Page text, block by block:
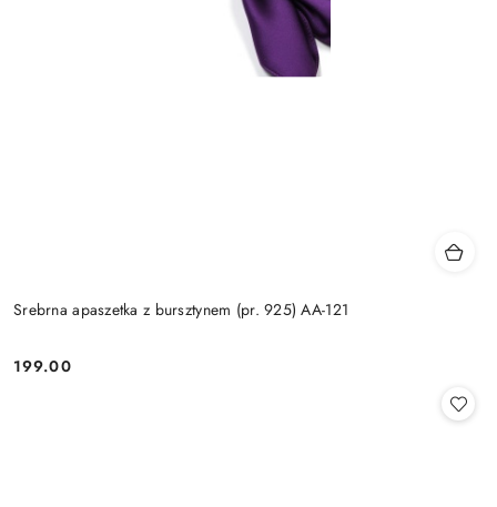
Srebrna apaszetka z bursztynem (pr. 925) AA-121
Cena:
199.00